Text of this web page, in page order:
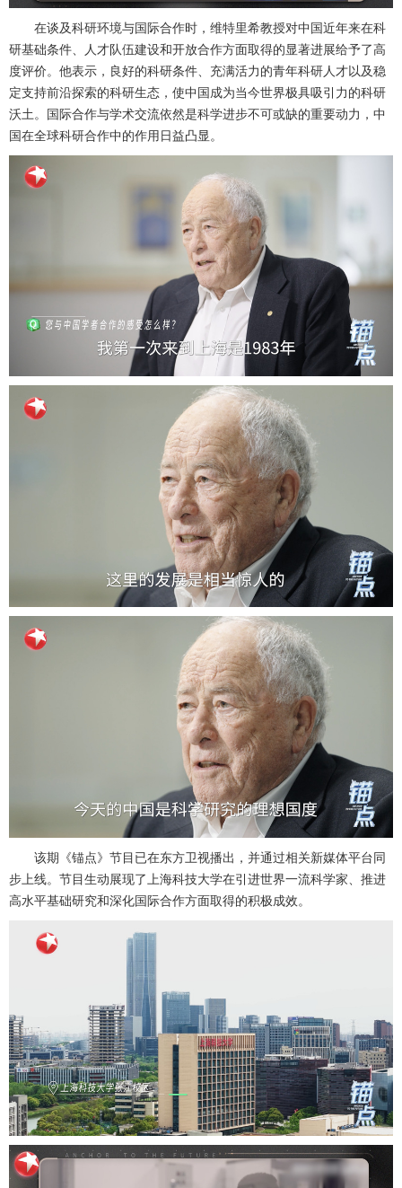
在谈及科研环境与国际合作时，维特里希教授对中国近年来在科
研基础条件、人才队伍建设和开放合作方面取得的显著进展给予了高
度评价。他表示，良好的科研条件、充满活力的青年科研人才以及稳
定支持前沿探索的科研生态，使中国成为当今世界极具吸引力的科研
沃土。国际合作与学术交流依然是科学进步不可或缺的重要动力，中
国在全球科研合作中的作用日益凸显。
该期《锚点》节目已在东方卫视播出，并通过相关新媒体平台同
步上线。节目生动展现了上海科技大学在引进世界一流科学家、推进
高水平基础研究和深化国际合作方面取得的积极成效。